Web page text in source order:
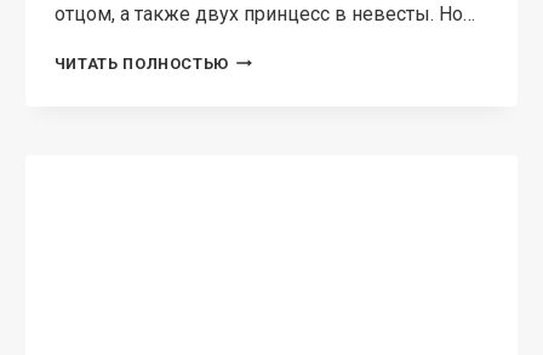
отцом, а также двух принцесс в невесты. Но…
ЧИТАТЬ ПОЛНОСТЬЮ ПСИМАГ.